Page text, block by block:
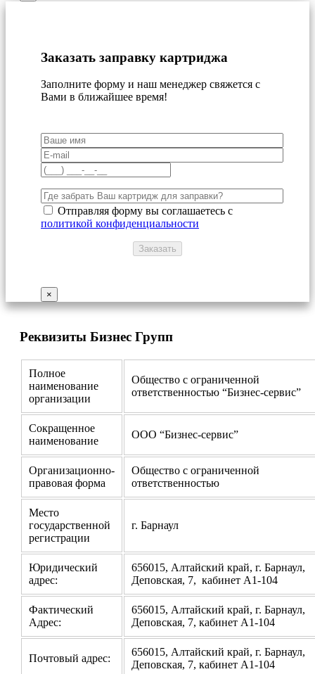
Заказать заправку картриджа
Заполните форму и наш менеджер свяжется с
Вами в ближайшее время!
Отправляя форму вы соглашаетесь с
политикой конфиденциальности
×
Реквизиты Бизнес Групп
Полное
наименование
организации
Общество с ограниченной
ответственностью “Бизнес-сервис”
Сокращенное
наименование
ООО “Бизнес-сервис”
Организационно-
правовая форма
Общество с ограниченной
ответственностью
Место
государственной
регистрации
г. Барнаул
Юридический
адрес:
656015, Алтайский край, г. Барнаул,
Деповская, 7, кабинет А1-104
Фактический
Адрес:
656015, Алтайский край, г. Барнаул,
Деповская, 7, кабинет А1-104
Почтовый адрес:
656015, Алтайский край, г. Барнаул,
Деповская, 7, кабинет А1-104